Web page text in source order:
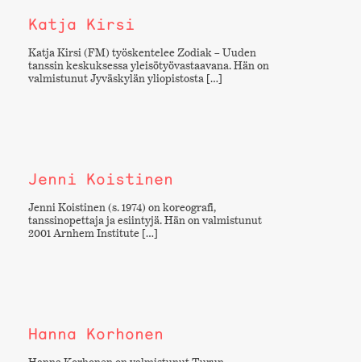
Katja Kirsi
Katja Kirsi (FM) työskentelee Zodiak – Uuden
tanssin keskuksessa yleisötyövastaavana. Hän on
valmistunut Jyväskylän yliopistosta […]
Jenni Koistinen
Jenni Koistinen (s. 1974) on koreografi,
tanssinopettaja ja esiintyjä. Hän on valmistunut
2001 Arnhem Institute […]
Hanna Korhonen